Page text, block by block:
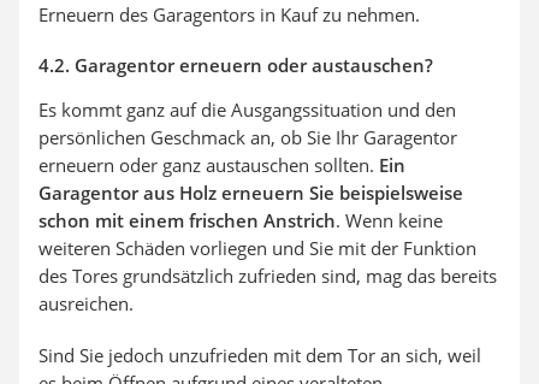
Erneuern des Garagentors in Kauf zu nehmen.
4.2. Garagentor erneuern oder austauschen?
Es kommt ganz auf die Ausgangssituation und den
persönlichen Geschmack an, ob Sie Ihr Garagentor
erneuern oder ganz austauschen sollten. Ein
Garagentor aus Holz erneuern Sie beispielsweise
schon mit einem frischen Anstrich. Wenn keine
weiteren Schäden vorliegen und Sie mit der Funktion
des Tores grundsätzlich zufrieden sind, mag das bereits
ausreichen.
Sind Sie jedoch unzufrieden mit dem Tor an sich, weil